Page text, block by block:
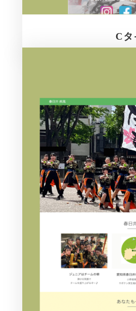
Cタ
さらに詳しく